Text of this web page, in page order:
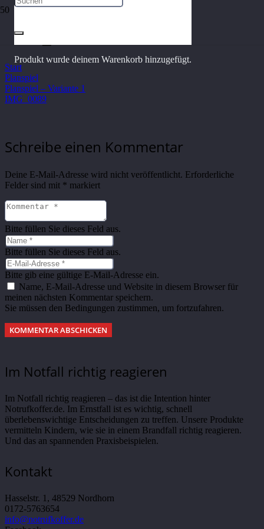
Produkt wurde deinem Warenkorb hinzugefügt.
IMG_0089
Start
Planspiel
Planspiel – Variante 1
IMG_0089
Schreibe einen Kommentar
Deine E-Mail-Adresse wird nicht veröffentlicht. Erforderliche
Felder sind mit * markiert
Bitte füllen Sie dieses Feld aus.
Bitte füllen Sie dieses Feld aus.
Bitte gib eine gültige E-Mail-Adresse ein.
Name, E-Mail-Adresse und Website in diesem Browser für
meinen nächsten Kommentar speichern.
Sie müssen den Bedingungen zustimmen, um fortzufahren.
KOMMENTAR ABSCHICKEN
Im Notfall richtig reagieren
Im Notfall richtig reagieren – das ist die Intention hinter
Notrufkoffer.de. Im Ernstfall ist es wichtig, schnell
überlebenswichtige Entscheidungen zu treffen. Unsere Produkte
vermitteln Kindern, wie sie in einem Brandfall richtig reagieren.
Und das an spannenden Praxisbeispielen.
Kontakt
Hasselstr. 1, 48529 Nordhorn
0172-5763654
info@notrufkoffer.de